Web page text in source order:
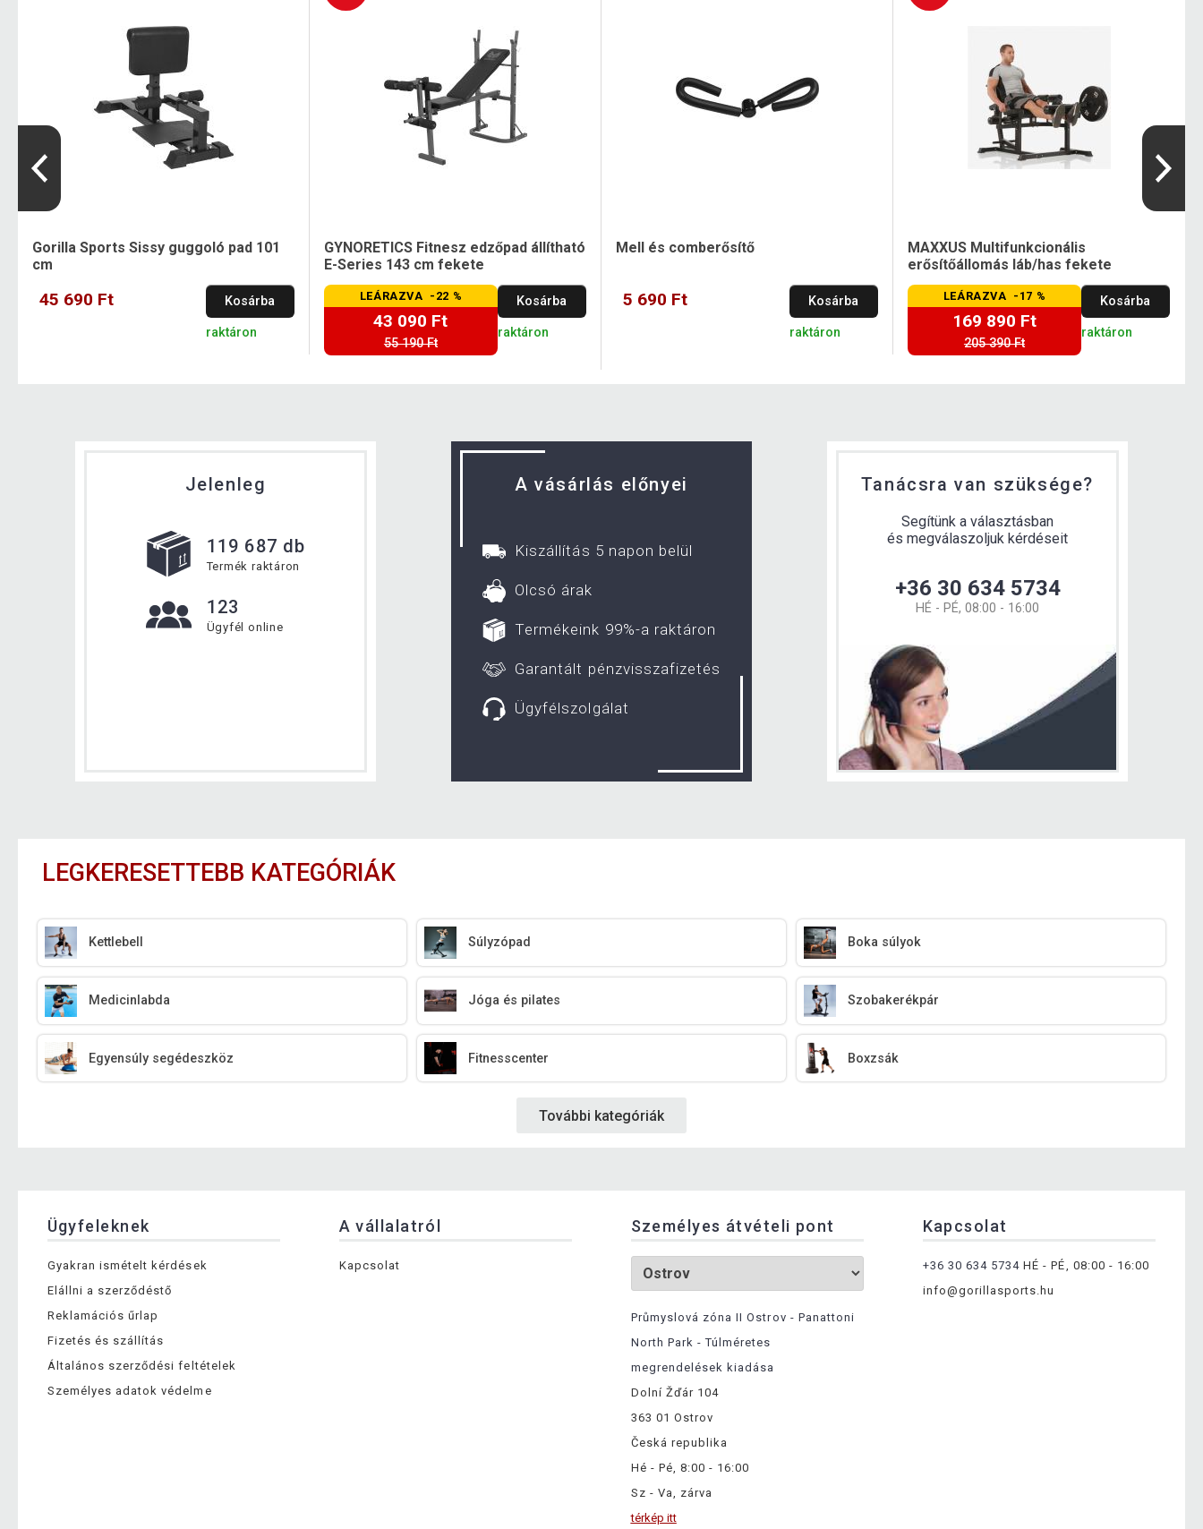
Gorilla Sports Sissy guggoló pad 101
cm
45 690 Ft Kosárba
raktáron
GYNORETICS Fitnesz edzőpad állítható
E-Series 143 cm fekete
LEÁRAZVA -22 %
43 090 Ft
55 190 Ft
Kosárba
raktáron
Mell és comberősítő
5 690 Ft Kosárba
raktáron
MAXXUS Multifunkcionális
erősítőállomás láb/has fekete
LEÁRAZVA -17 %
169 890 Ft
205 390 Ft
Kosárba
raktáron
Jelenleg
119 687 db
Termék raktáron
123
Ügyfél online
A vásárlás előnyei
Kiszállítás 5 napon belül
Olcsó árak
Termékeink 99%-a raktáron
Garantált pénzvisszafizetés
Ügyfélszolgálat
Tanácsra van szüksége?
Segítünk a választásban
és megválaszoljuk kérdéseit
+36 30 634 5734
HÉ - PÉ, 08:00 - 16:00
LEGKERESETTEBB KATEGÓRIÁK
Kettlebell Súlyzópad Boka súlyok
Medicinlabda Jóga és pilates Szobakerékpár
Egyensúly segédeszköz Fitnesscenter Boxzsák
További kategóriák
Ügyfeleknek
Gyakran ismételt kérdések
Elállni a szerződéstő
Reklamációs űrlap
Fizetés és szállítás
Általános szerződési feltételek
Személyes adatok védelme
A vállalatról
Kapcsolat
Személyes átvételi pont
Průmyslová zóna II Ostrov - Panattoni
North Park - Túlméretes
megrendelések kiadása
Dolní Žďár 104
363 01 Ostrov
Česká republika
Hé - Pé, 8:00 - 16:00
Sz - Va, zárva
térkép itt
Kapcsolat
+36 30 634 5734 HÉ - PÉ, 08:00 - 16:00
info@gorillasports.hu